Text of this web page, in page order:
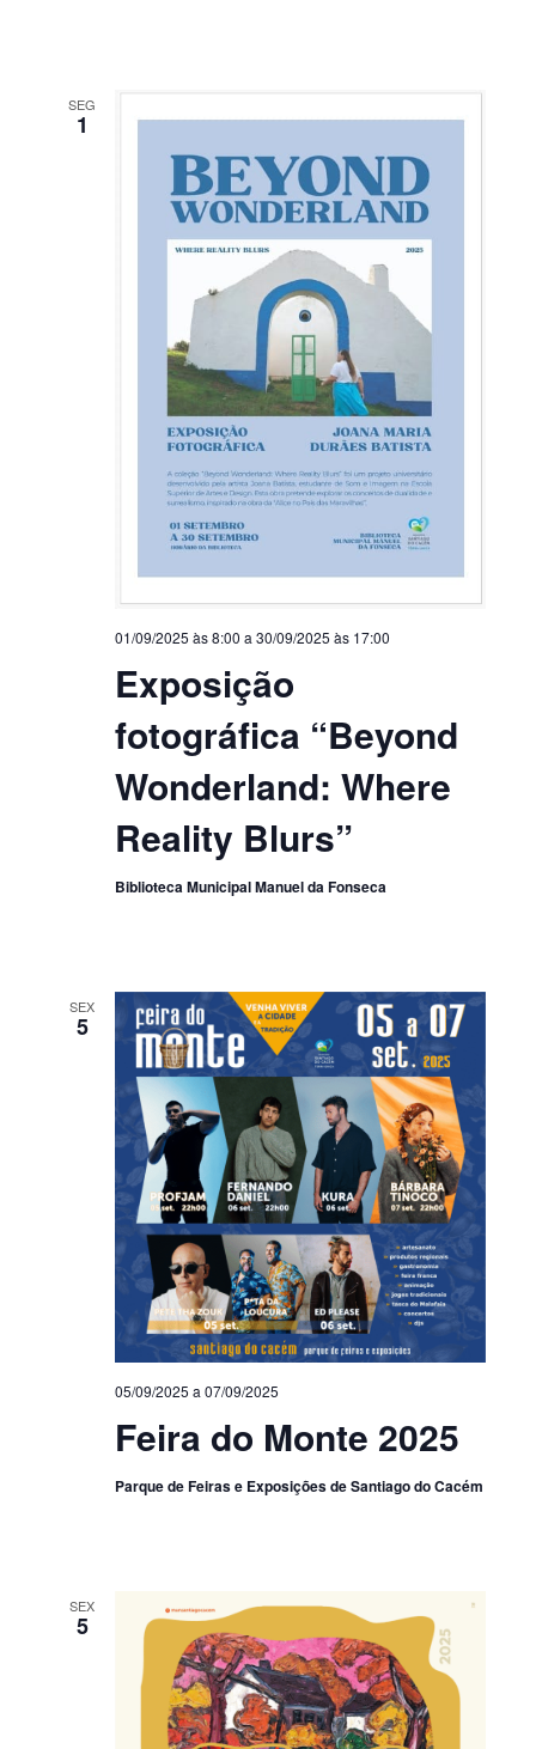
SEG
1
Exposição
fotográfica “Beyond
Wonderland: Where
Reality Blurs”
01/09/2025 às 8:00 a 30/09/2025 às 17:00
Biblioteca Municipal Manuel da Fonseca
SEX
5
Feira do Monte 2025
05/09/2025 a 07/09/2025
Parque de Feiras e Exposições de Santiago do Cacém
SEX
5